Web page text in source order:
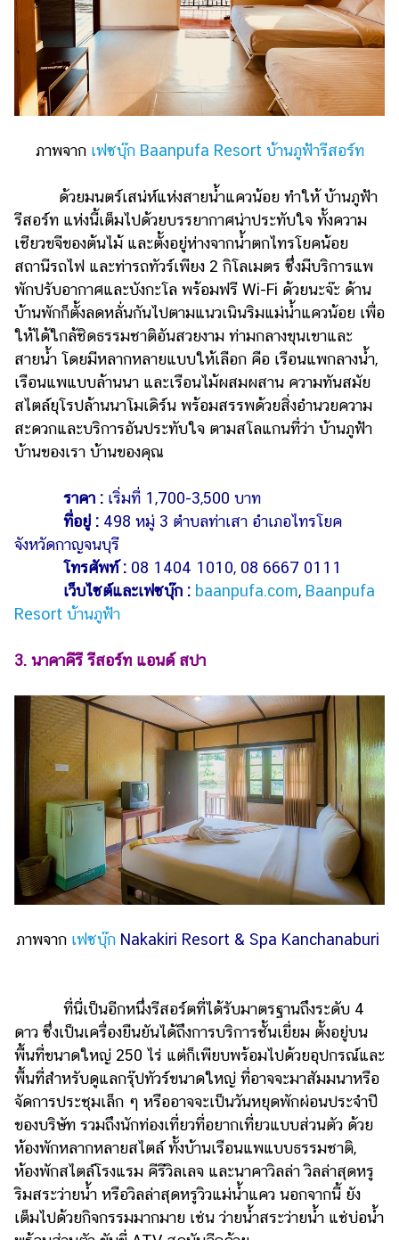
ภาพจาก เฟซบุ๊ก Baanpufa Resort บ้านภูฟ้ารีสอร์ท
ด้วยมนตร์เสน่ห์แห่งสายน้ำแควน้อย ทำให้ บ้านภูฟ้า
รีสอร์ท แห่งนี้เต็มไปด้วยบรรยากาศน่าประทับใจ ทั้งความ
เชียวขจีของต้นไม้ และตั้งอยู่ห่างจากน้ำตกไทรโยคน้อย
สถานีรถไฟ และท่ารถทัวร์เพียง 2 กิโลเมตร ซึ่งมีบริการแพ
พักปรับอากาศและบังกะโล พร้อมฟรี Wi-Fi ด้วยนะจ๊ะ ด้าน
บ้านพักก็ตั้งลดหลั่นกันไปตามแนวเนินริมแม่น้ำแควน้อย เพื่อ
ให้ได้ใกล้ชิดธรรมชาติอันสวยงาม ท่ามกลางขุนเขาและ
สายน้ำ โดยมีหลากหลายแบบให้เลือก คือ เรือนแพกลางน้ำ,
เรือนแพแบบล้านนา และเรือนไม้ผสมผสาน ความทันสมัย
สไตล์ยุโรปล้านนาโมเดิร์น พร้อมสรรพด้วยสิ่งอำนวยความ
สะดวกและบริการอันประทับใจ ตามสโลแกนที่ว่า บ้านภูฟ้า
บ้านของเรา บ้านของคุณ
ราคา : เริ่มที่ 1,700-3,500 บาท
ที่อยู่ : 498 หมู่ 3 ตำบลท่าเสา อำเภอไทรโยค
จังหวัดกาญจนบุรี
โทรศัพท์ : 08 1404 1010, 08 6667 0111
เว็บไซต์และเฟซบุ๊ก : baanpufa.com, Baanpufa
Resort บ้านภูฟ้า
3. นาคาคีรี รีสอร์ท แอนด์ สปา
ภาพจาก เฟซบุ๊ก Nakakiri Resort & Spa Kanchanaburi
ที่นี่เป็นอีกหนึ่งรีสอร์ตที่ได้รับมาตรฐานถึงระดับ 4
ดาว ซึ่งเป็นเครื่องยืนยันได้ถึงการบริการชั้นเยี่ยม ตั้งอยู่บน
พื้นที่ขนาดใหญ่ 250 ไร่ แต่ก็เพียบพร้อมไปด้วยอุปกรณ์และ
พื้นที่สำหรับดูแลกรุ๊ปทัวร์ขนาดใหญ่ ที่อาจจะมาสัมมนาหรือ
จัดการประชุมเล็ก ๆ หรืออาจจะเป็นวันหยุดพักผ่อนประจำปี
ของบริษัท รวมถึงนักท่องเที่ยวที่อยากเที่ยวแบบส่วนตัว ด้วย
ห้องพักหลากหลายสไตล์ ทั้งบ้านเรือนแพแบบธรรมชาติ,
ห้องพักสไตล์โรงแรม คีรีวิลเลจ และนาคาวิลล่า วิลล่าสุดหรู
ริมสระว่ายน้ำ หรือวิลล่าสุดหรูวิวแม่น้ำแคว นอกจากนี้ ยัง
เต็มไปด้วยกิจกรรมมากมาย เช่น ว่ายน้ำสระว่ายน้ำ แช่บ่อน้ำ